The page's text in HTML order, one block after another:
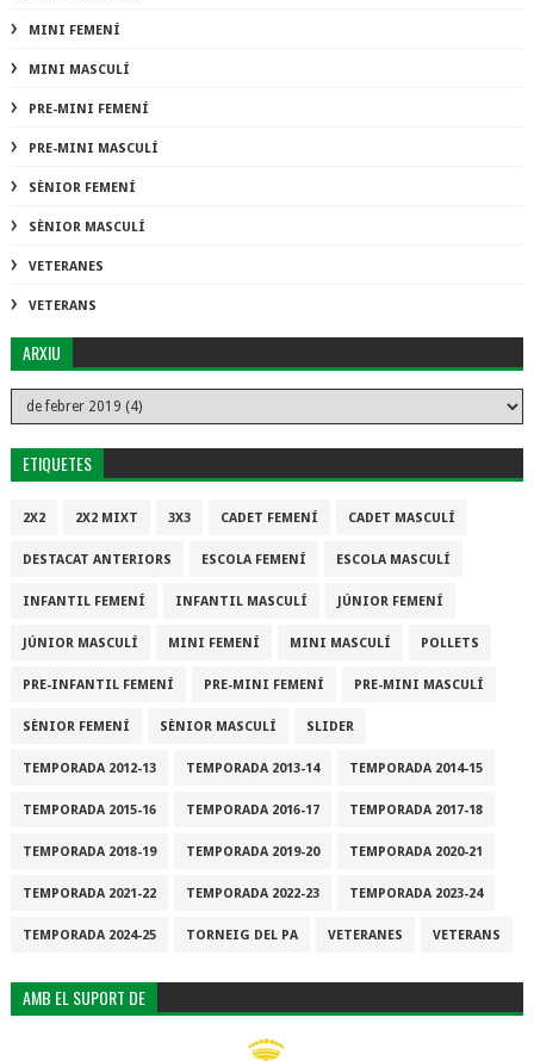
MINI FEMENÍ
MINI MASCULÍ
PRE-MINI FEMENÍ
PRE-MINI MASCULÍ
SÈNIOR FEMENÍ
SÈNIOR MASCULÍ
VETERANES
VETERANS
ARXIU
ETIQUETES
2X2 2X2 MIXT 3X3 CADET FEMENÍ CADET MASCULÍ
DESTACAT ANTERIORS ESCOLA FEMENÍ ESCOLA MASCULÍ
INFANTIL FEMENÍ INFANTIL MASCULÍ JÚNIOR FEMENÍ
JÚNIOR MASCULÍ MINI FEMENÍ MINI MASCULÍ POLLETS
PRE-INFANTIL FEMENÍ PRE-MINI FEMENÍ PRE-MINI MASCULÍ
SÈNIOR FEMENÍ SÈNIOR MASCULÍ SLIDER
TEMPORADA 2012-13 TEMPORADA 2013-14 TEMPORADA 2014-15
TEMPORADA 2015-16 TEMPORADA 2016-17 TEMPORADA 2017-18
TEMPORADA 2018-19 TEMPORADA 2019-20 TEMPORADA 2020-21
TEMPORADA 2021-22 TEMPORADA 2022-23 TEMPORADA 2023-24
TEMPORADA 2024-25 TORNEIG DEL PA VETERANES VETERANS
AMB EL SUPORT DE